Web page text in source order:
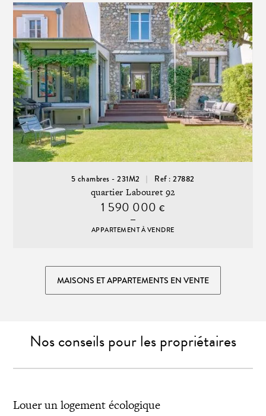
5 chambres - 231M2 Ref : 27882
quartier Labouret 92
1 590 000€
APPARTEMENT À VENDRE
MAISONS ET APPARTEMENTS EN VENTE
Nos conseils pour les propriétaires
Louer un logement écologique